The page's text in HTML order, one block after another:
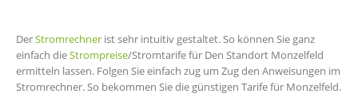
DerStromrechner ist sehr intuitiv gestaltet. So können Sie ganz
einfach dieStrompreise/Stromtarife für Den Standort Monzelfeld
ermitteln lassen. Folgen Sie einfach zug um Zug den Anweisungen im
Stromrechner. So bekommen Sie die günstigen Tarife für Monzelfeld.